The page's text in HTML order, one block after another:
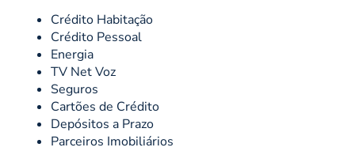
Crédito Habitação
Crédito Pessoal
Energia
TV Net Voz
Seguros
Cartões de Crédito
Depósitos a Prazo
Parceiros Imobiliários